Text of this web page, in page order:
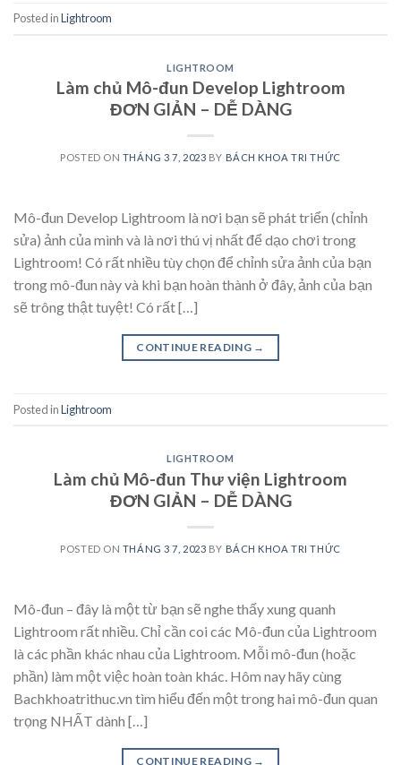
Posted inLightroom
LIGHTROOM
Làm chủ Mô-đun Develop Lightroom
ĐƠN GIẢN – DỄ DÀNG
POSTED ON THÁNG 3 7, 2023 BY BÁCH KHOA TRI THỨC
Mô-đun Develop Lightroom là nơi bạn sẽ phát triển (chỉnh
sửa) ảnh của mình và là nơi thú vị nhất để dạo chơi trong
Lightroom! Có rất nhiều tùy chọn để chỉnh sửa ảnh của bạn
trong mô-đun này và khi bạn hoàn thành ở đây, ảnh của bạn
sẽ trông thật tuyệt! Có rất […]
CONTINUE READING →
Posted inLightroom
LIGHTROOM
Làm chủ Mô-đun Thư viện Lightroom
ĐƠN GIẢN – DỄ DÀNG
POSTED ON THÁNG 3 7, 2023 BY BÁCH KHOA TRI THỨC
Mô-đun – đây là một từ bạn sẽ nghe thấy xung quanh
Lightroom rất nhiều. Chỉ cần coi các Mô-đun của Lightroom
là các phần khác nhau của Lightroom. Mỗi mô-đun (hoặc
phần) làm một việc hoàn toàn khác. Hôm nay hãy cùng
Bachkhoatrithuc.vn tìm hiểu đến một trong hai mô-đun quan
trọng NHẤT dành […]
CONTINUE READING →